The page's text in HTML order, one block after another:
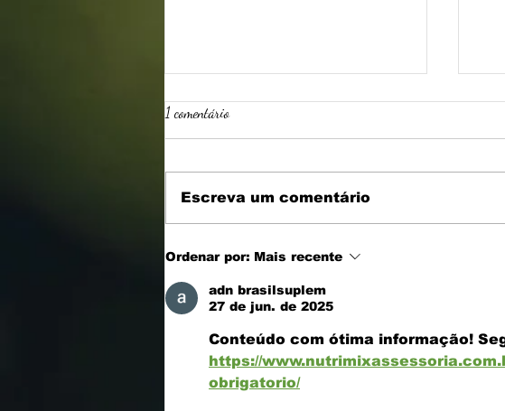
Qual a diferença entre UAN e UPR
1 comentário
Escreva um comentário
Ordenar por: Mais recente
adn brasilsuplem
27 de jun. de 2025
Conteúdo com ótima informação!
https://
obrigatorio/